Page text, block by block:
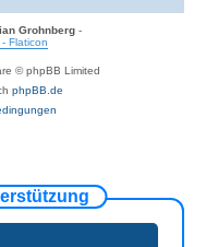
Grohnberg-
Flaticon
© phpBB Limited
phpBB.de